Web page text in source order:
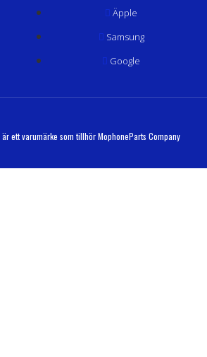
Äpple
Samsung
Google
ett varumärke som tillhör MophoneParts Company